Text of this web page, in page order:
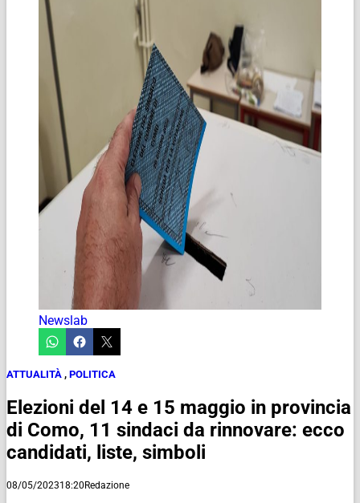
Newslab
ATTUALITÀ , POLITICA
Elezioni del 14 e 15 maggio in provincia
di Como, 11 sindaci da rinnovare: ecco
candidati, liste, simboli
08/05/202318:20Redazione